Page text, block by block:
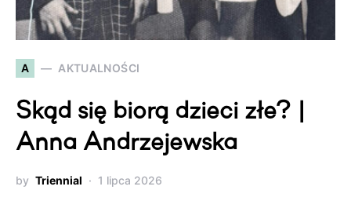
A AKTUALNOŚCI
Skąd się biorą dzieci złe? |
Anna Andrzejewska
by Triennial 1 lipca 2026